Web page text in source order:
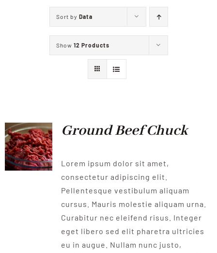
NOTICIES
CONTACTE
Sort by Data
Show 12 Products
Ground Beef Chuck
Lorem ipsum dolor sit amet,
consectetur adipiscing elit.
Pellentesque vestibulum aliquam
cursus. Mauris molestie aliquam urna.
Curabitur nec eleifend risus. Integer
eget libero sed elit pharetra ultricies
eu in augue. Nullam nunc justo,